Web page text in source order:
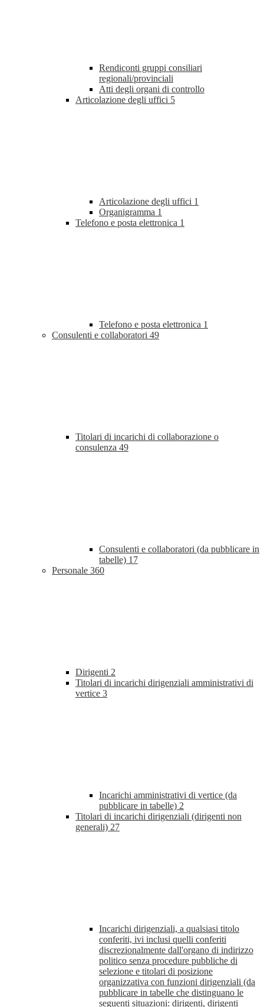
Rendiconti gruppi consiliari
regionali/provinciali
Atti degli organi di controllo
Articolazione degli uffici 5
Articolazione degli uffici 1
Organigramma 1
Telefono e posta elettronica 1
Telefono e posta elettronica 1
Consulenti e collaboratori 49
Titolari di incarichi di collaborazione o
consulenza 49
Consulenti e collaboratori (da pubblicare in
tabelle) 17
Personale 360
Dirigenti 2
Titolari di incarichi dirigenziali amministrativi di
vertice 3
Incarichi amministrativi di vertice (da
pubblicare in tabelle) 2
Titolari di incarichi dirigenziali (dirigenti non
generali) 27
Incarichi dirigenziali, a qualsiasi titolo
conferiti, ivi inclusi quelli conferiti
discrezionalmente dall'organo di indirizzo
politico senza procedure pubbliche di
selezione e titolari di posizione
organizzativa con funzioni dirigenziali (da
pubblicare in tabelle che distinguano le
seguenti situazioni: dirigenti, dirigenti